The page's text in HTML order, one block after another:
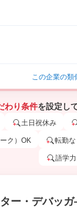
この企業の類
わり条件を設定し
土日祝休み
ク）OK 転勤な
語学
ター・デバッ